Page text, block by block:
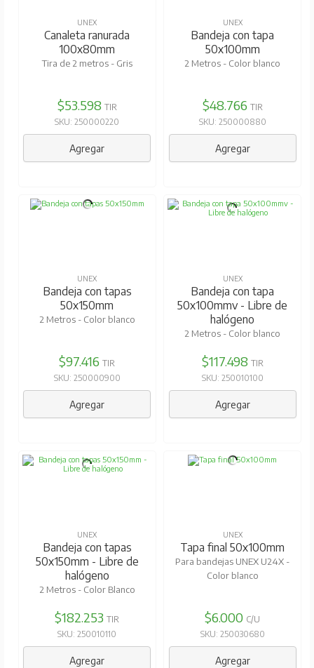
UNEX
Canaleta ranurada
100x80mm
Tira de 2 metros - Gris
$53.598 TIR
SKU: 250000220
Agregar
UNEX
Bandeja con tapa
50x100mm
2 Metros - Color blanco
$48.766 TIR
SKU: 250000880
Agregar
UNEX
Bandeja con tapas
50x150mm
2 Metros - Color blanco
$97.416TIR
SKU: 250000900
Agregar
UNEX
Bandeja con tapa
50x100mmv - Libre de
halógeno
2 Metros - Color blanco
$117.498 TIR
SKU: 250010100
Agregar
UNEX
Bandeja con tapas
50x150mm - Libre de
halógeno
2 Metros - Color Blanco
$182.253TIR
SKU: 250010110
Agregar
UNEX
Tapa final 50x100mm
Para bandejas UNEX U24X -
Color blanco
$6.000 C/U
SKU: 250030680
Agregar